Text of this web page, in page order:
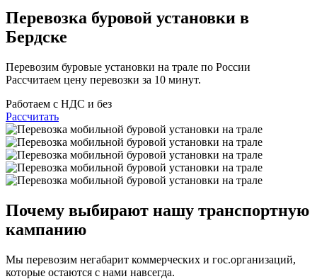
Перевозка буровой установки в
Бердске
Перевозим буровые установки на трале по России
Рассчитаем цену перевозки за 10 минут.
Работаем с НДС и без
Рассчитать
Почему выбирают нашу транспортную
кампанию
Мы перевозим негабарит коммерческих и гос.организаций,
которые остаются с нами навсегда.